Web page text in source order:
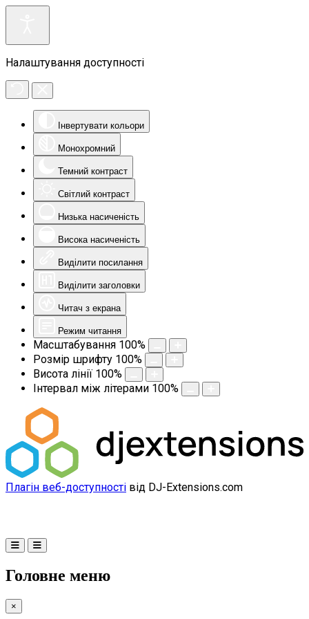
Налаштування доступності
Інвертувати кольори
Монохромний
Темний контраст
Світлий контраст
Низька насиченість
Висока насиченість
Виділити посилання
Виділити заголовки
Читач з екрана
Режим читання
Масштабування 100%
Розмір шрифту 100%
Висота лінії 100%
Інтервал між літерами 100%
Плагін веб-доступності від DJ-Extensions.com
Головне меню
×